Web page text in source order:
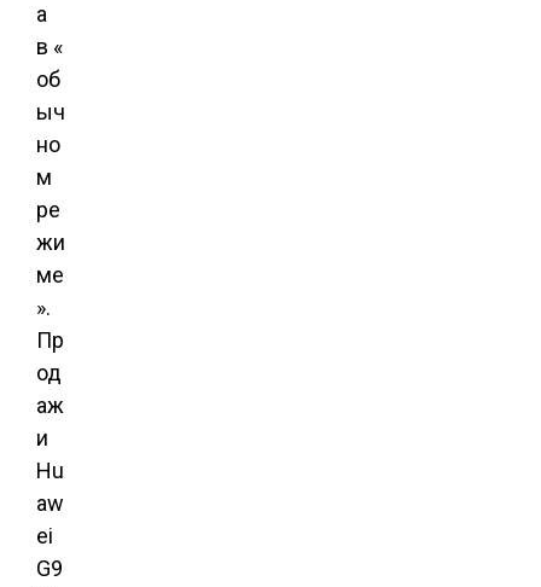
а
в «
об
ыч
но
м
ре
жи
ме
».
Пр
од
аж
и
Hu
aw
ei
G9